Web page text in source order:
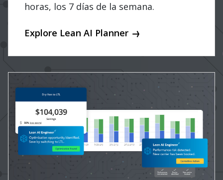
horas, los 7 días de la semana.
Explore Lean AI Planner